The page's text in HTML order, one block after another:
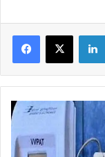
Facebook
X
BIHAR:
पंचायत
चुनाव
कार्य